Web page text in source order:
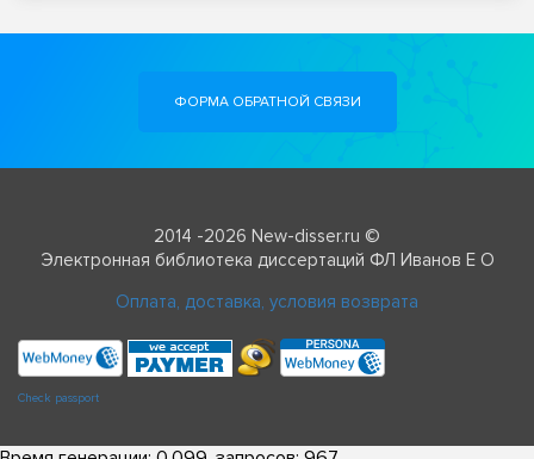
ФОРМА ОБРАТНОЙ СВЯЗИ
2014 -2026 New-disser.ru ©
Электронная библиотека диссертаций ФЛ Иванов Е О
Оплата, доставка, условия возврата
Check passport